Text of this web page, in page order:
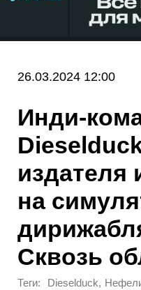
26.03.2024 12:00
Инди-
издателя
на
Сквозь
Теги: Dieselduck,